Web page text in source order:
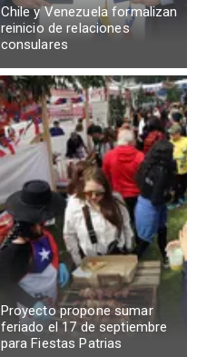
Chile y Venezuela formalizan
reinicio de relaciones
consulares
Proyecto propone sumar
feriado el 17 de septiembre
para Fiestas Patrias